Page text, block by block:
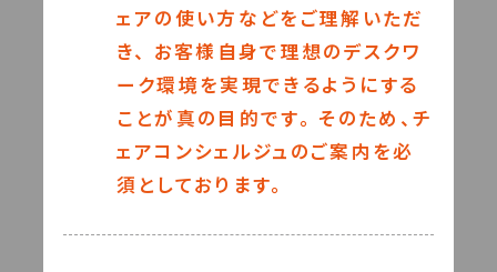
ェアの使い方などをご理解いただ
き、 お客様自身で理想のデスクワ
ーク環境を実現できるようにする
ことが真の目的です。 そのため、チ
ェアコンシェルジュのご案内を必
須としております。